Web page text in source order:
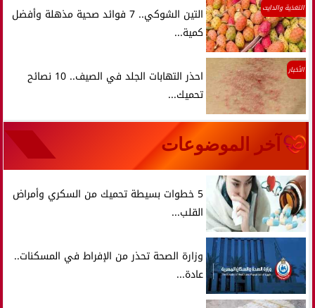
التغذية والدايت
التين الشوكي.. 7 فوائد صحية مذهلة وأفضل
كمية...
الأخبار
احذر التهابات الجلد في الصيف.. 10 نصائح
تحميك...
آخر الموضوعات
5 خطوات بسيطة تحميك من السكري وأمراض
القلب...
وزارة الصحة تحذر من الإفراط في المسكنات..
عادة...